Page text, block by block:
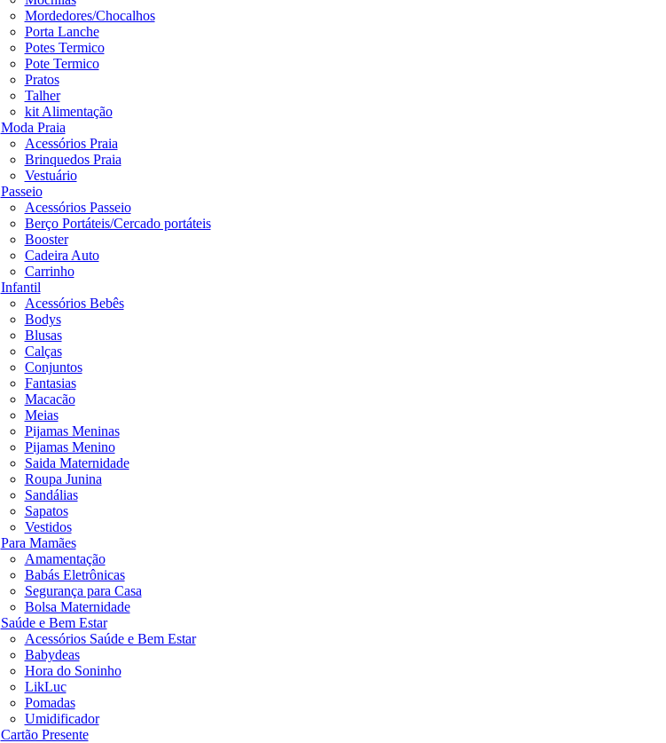
Mordedores/Chocalhos
Porta Lanche
Potes Termico
Pote Termico
Pratos
Talher
kit Alimentação
Moda Praia
Acessórios Praia
Brinquedos Praia
Vestuário
Passeio
Acessórios Passeio
Berço Portáteis/Cercado portáteis
Booster
Cadeira Auto
Carrinho
Infantil
Acessórios Bebês
Bodys
Blusas
Calças
Conjuntos
Fantasias
Macacão
Meias
Pijamas Meninas
Pijamas Menino
Saida Maternidade
Roupa Junina
Sandálias
Sapatos
Vestidos
Para Mamães
Amamentação
Babás Eletrônicas
Segurança para Casa
Bolsa Maternidade
Saúde e Bem Estar
Acessórios Saúde e Bem Estar
Babydeas
Hora do Soninho
LikLuc
Pomadas
Umidificador
Cartão Presente